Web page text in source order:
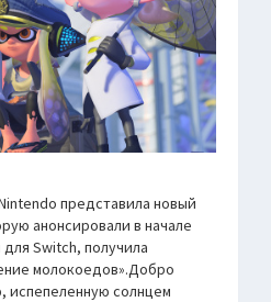
представила новый
анонсировали в начале
Switch, получила
молокоедов».Добро
испепеленную солнцем